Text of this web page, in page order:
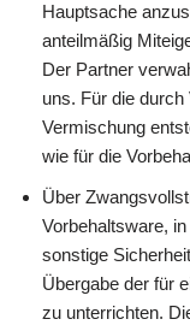
Hauptsache
anteilmäßig
Der Partner
uns. Für die durch
Vermischung
wie für die
Über
Vorbehaltsware,
sonstige
Übergabe der für
zu unterrichten.